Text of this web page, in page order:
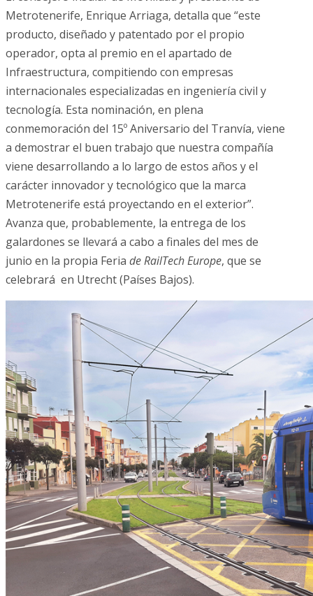
Metrotenerife, Enrique Arriaga, detalla que “este
producto, diseñado y patentado por el propio
operador, opta al premio en el apartado de
Infraestructura, compitiendo con empresas
internacionales especializadas en ingeniería civil y
tecnología. Esta nominación, en plena
conmemoración del 15º Aniversario del Tranvía, viene
a demostrar el buen trabajo que nuestra compañía
viene desarrollando a lo largo de estos años y el
carácter innovador y tecnológico que la marca
Metrotenerife está proyectando en el exterior”.
Avanza que, probablemente, la entrega de los
galardones se llevará a cabo a finales del mes de
junio en la propia Feria de RailTech Europe, que se
celebrará en Utrecht (Países Bajos).